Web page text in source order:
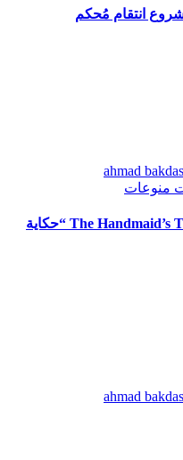
ahmad
منوعات
خيال أم واقع ؟ مسلسل مسلسل The Handmaid’s Tale “حكاية
ahmad